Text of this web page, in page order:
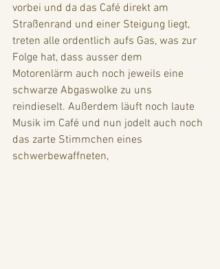
vorbei und da das Café direkt am
Straßenrand und einer Steigung liegt,
treten alle ordentlich aufs Gas, was zur
Folge hat, dass ausser dem
Motorenlärm auch noch jeweils eine
schwarze Abgaswolke zu uns
reindieselt. Außerdem läuft noch laute
Musik im Café und nun jodelt auch noch
das zarte Stimmchen eines
schwerbewaffneten,